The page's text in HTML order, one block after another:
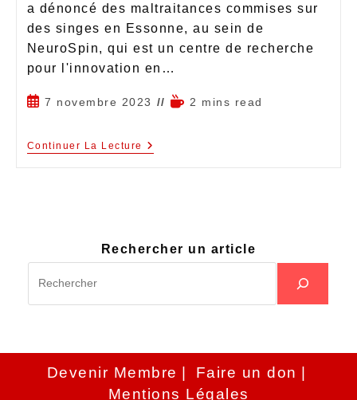
a dénoncé des maltraitances commises sur
des singes en Essonne, au sein de
NeuroSpin, qui est un centre de recherche
pour l'innovation en…
7 novembre 2023 2 mins read
Continuer La Lecture
Rechercher un article
Devenir Membre
Faire un don
Mentions Légales